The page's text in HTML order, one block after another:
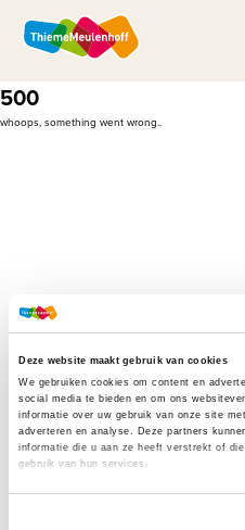
Deze website maakt gebruik van cookies
We gebruiken cookies om content en
social media te bieden en om ons
informatie over uw gebruik van onze site
adverteren en analyse. Deze partners
informatie die u aan ze heeft verstrekt of
gebruik van hun services.
500
whoops, something went wrong..